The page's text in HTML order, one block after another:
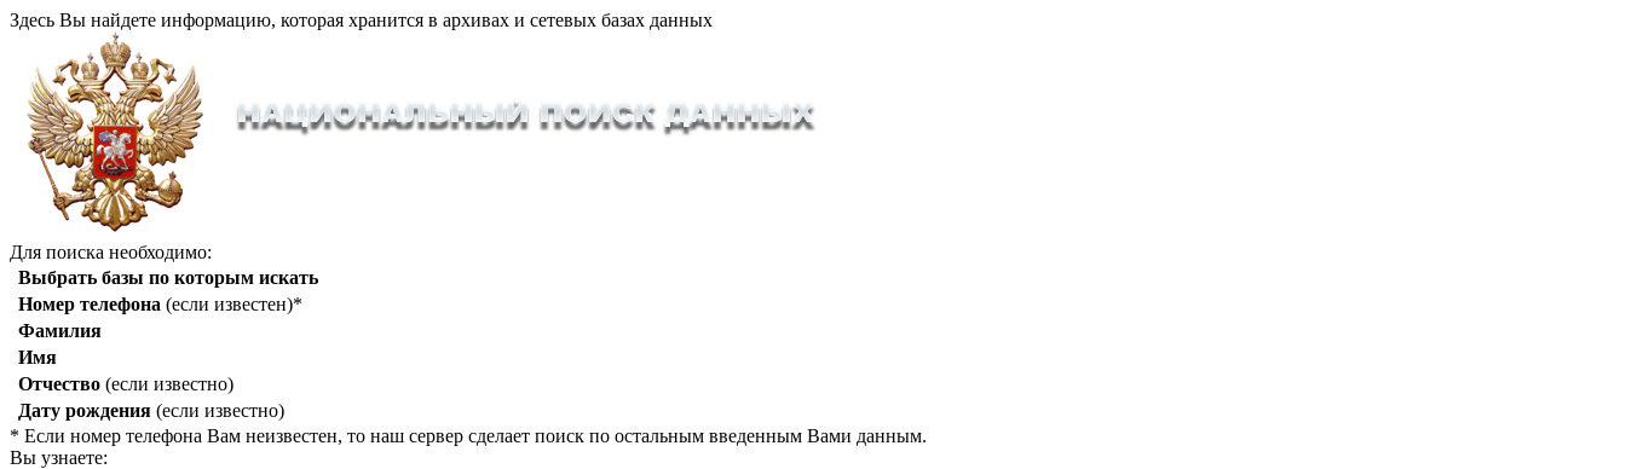
Здесь Вы найдете информацию, которая хранится в архивах и сетевых базах данных
Для поиска необходимо:
Выбрать базы по которым искать
Номер телефона (если известен)*
Фамилия
Имя
Отчество (если известно)
Дату рождения (если известно)
* Если номер телефона Вам неизвестен, то наш сервер сделает поиск по остальным введенным Вами данным.
Вы узнаете: